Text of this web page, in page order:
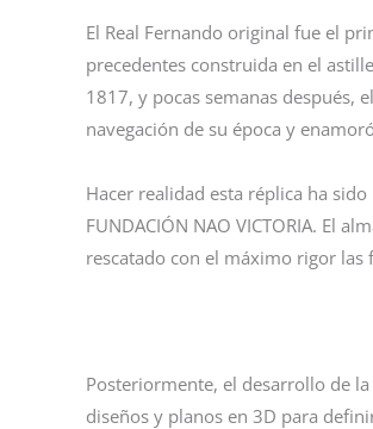
El Real Fernando original fue el
precedentes construida en el
1817, y pocas semanas después,
navegación de su época y
Hacer realidad esta réplica ha
FUNDACIÓN NAO VICTORIA. El
rescatado con el máximo rigor
Posteriormente, el desarrollo de
diseños y planos en 3D para